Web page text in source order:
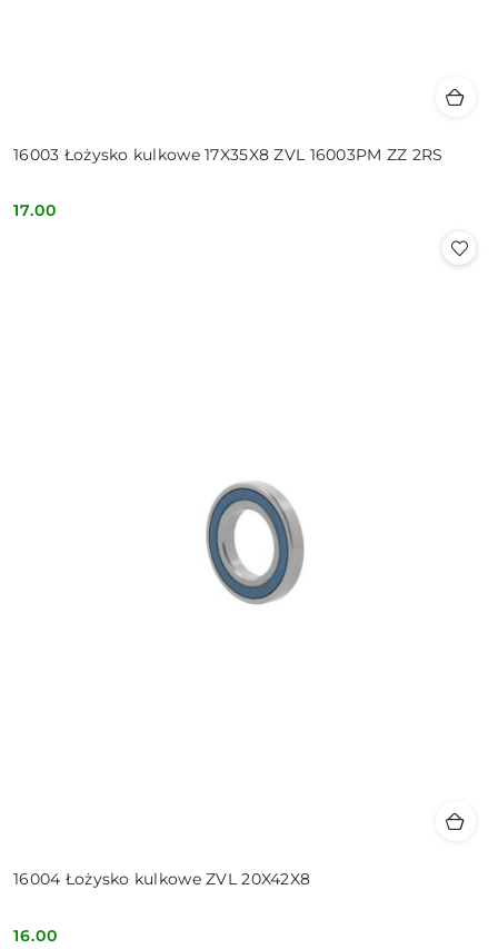
16003 Łożysko kulkowe 17X35X8 ZVL 16003PM ZZ 2RS
Cena:
17.00
16004 Łożysko kulkowe ZVL 20X42X8
16.00